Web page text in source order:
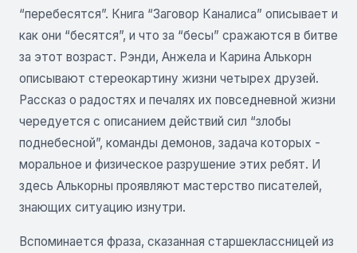
“перебесятся”. Книга “Заговор Каналиса” описывает и
как они “бесятся”, и что за “бесы” сражаются в битве
за этот возраст. Рэнди, Анжела и Карина Алькорн
описывают стереокартину жизни четырех друзей.
Рассказ о радостях и печалях их повседневной жизни
чередуется с описанием действий сил “злобы
поднебесной”, команды демонов, задача которых -
моральное и физическое разрушение этих ребят. И
здесь Алькорны проявляют мастерство писателей,
знающих ситуацию изнутри.
Вспоминается фраза, сказанная старшеклассницей из